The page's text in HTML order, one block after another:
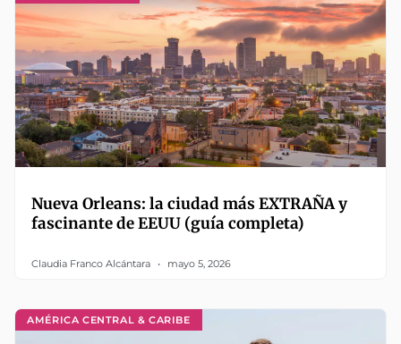
Nueva Orleans: la ciudad más EXTRAÑA y
fascinante de EEUU (guía completa)
Claudia Franco Alcántara mayo 5, 2026
AMÉRICA CENTRAL & CARIBE